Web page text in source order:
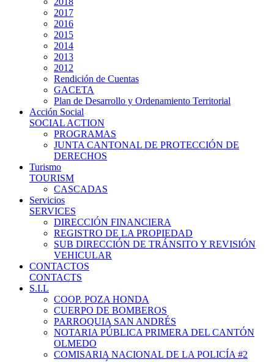
2017
2016
2015
2014
2013
2012
Rendición de Cuentas
GACETA
Plan de Desarrollo y Ordenamiento Territorial
Acción Social
SOCIAL ACTION
PROGRAMAS
JUNTA CANTONAL DE PROTECCIÓN DE
DERECHOS
Turismo
TOURISM
CASCADAS
Servicios
SERVICES
DIRECCIÓN FINANCIERA
REGISTRO DE LA PROPIEDAD
SUB DIRECCIÓN DE TRÁNSITO Y REVISIÓN
VEHICULAR
CONTACTOS
CONTACTS
S.I.L
COOP. POZA HONDA
CUERPO DE BOMBEROS
PARROQUIA SAN ANDRÉS
NOTARIA PÚBLICA PRIMERA DEL CANTÓN
OLMEDO
COMISARIA NACIONAL DE LA POLICÍA #2